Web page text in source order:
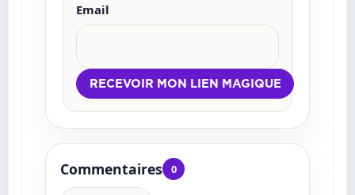
Email
Commentaires 0